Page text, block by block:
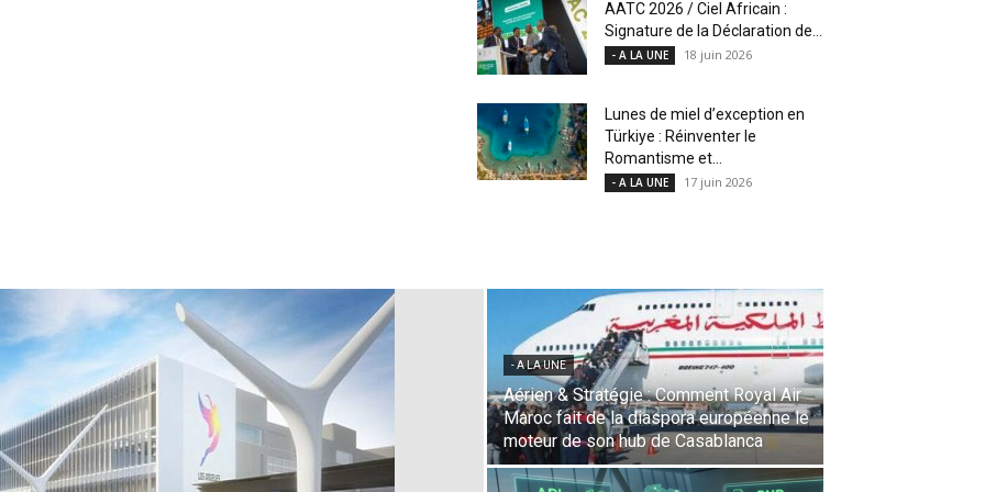
AATC 2026 / Ciel Africain :
Signature de la Déclaration de...
- A LA UNE 18 juin 2026
Lunes de miel d’exception en
Türkiye : Réinventer le
Romantisme et...
- A LA UNE 17 juin 2026
- A LA UNE
Une Révolution Stratégique à l’IATA :
Saadia Zahidi nommée Directrice
Générale